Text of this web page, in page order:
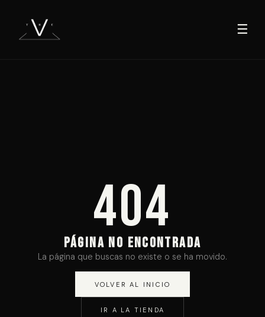
☰
404
PÁGINA NO ENCONTRADA
La página que buscas no existe o se ha movido.
VOLVER AL INICIO
IR A LA TIENDA